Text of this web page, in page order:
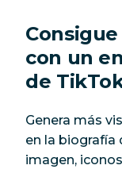
con un
de
Genera más
en la biografía
imagen,